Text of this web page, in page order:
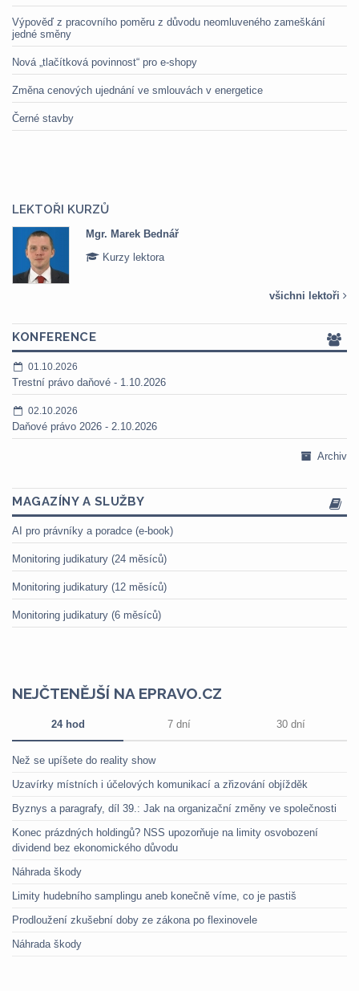
Výpověď z pracovního poměru z důvodu neomluveného zameškání
jedné směny
Nová „tlačítková povinnost“ pro e-shopy
Změna cenových ujednání ve smlouvách v energetice
Černé stavby
LEKTOŘI KURZŮ
Mgr. Marek Bednář
Kurzy lektora
všichni lektoři
KONFERENCE
01.10.2026
Trestní právo daňové - 1.10.2026
02.10.2026
Daňové právo 2026 - 2.10.2026
Archiv
MAGAZÍNY A SLUŽBY
AI pro právníky a poradce (e-book)
Monitoring judikatury (24 měsíců)
Monitoring judikatury (12 měsíců)
Monitoring judikatury (6 měsíců)
NEJČTENĚJŠÍ NA EPRAVO.CZ
24 hod 7 dní 30 dní
Než se upíšete do reality show
Uzavírky místních i účelových komunikací a zřizování objížděk
Byznys a paragrafy, díl 39.: Jak na organizační změny ve společnosti
Konec prázdných holdingů? NSS upozorňuje na limity osvobození
dividend bez ekonomického důvodu
Náhrada škody
Limity hudebního samplingu aneb konečně víme, co je pastiš
Prodloužení zkušební doby ze zákona po flexinovele
Náhrada škody